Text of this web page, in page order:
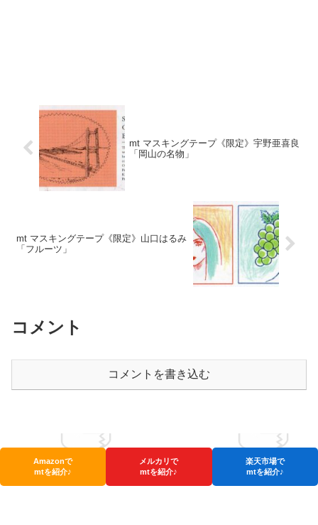
mt マスキングテープ《限定》宇野亜喜良
「岡山の名物」
mt マスキングテープ《限定》山口はるみ
「フルーツ」
コメント
コメントを書き込む
Amazonで
mtを紹介♪
メルカリで
mtを紹介♪
楽天市場で
mtを紹介♪